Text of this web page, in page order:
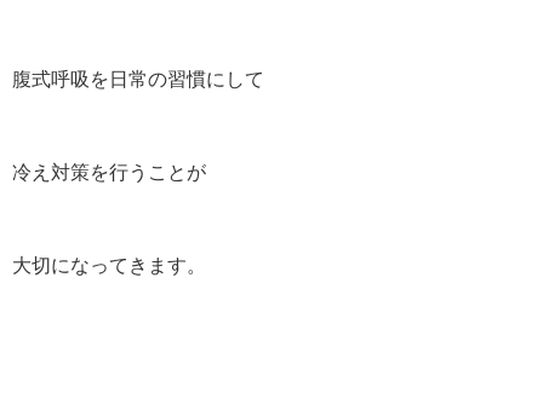
腹式呼吸を日常の習慣にして
冷え対策を行うことが
大切になってきます。